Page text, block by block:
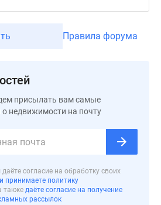
Правила форума
присылать вам самые
о недвижимости на почту
согласие на обработку своих
принимаете политику
также даёте согласие на получение
рассылок